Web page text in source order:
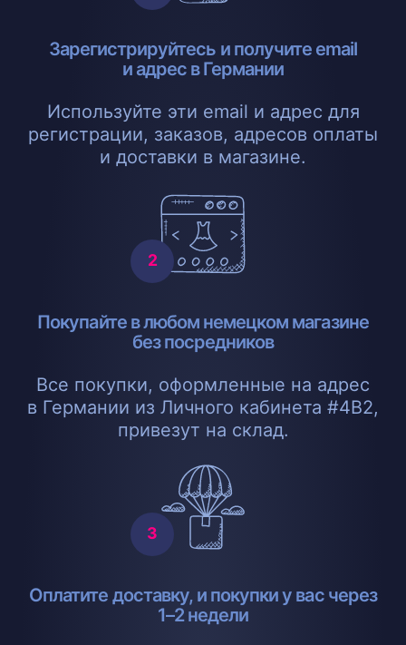
Зарегистрируйтесь и получите email
и адрес в Германии
Используйте эти email и адрес для
регистрации, заказов, адресов оплаты
и доставки в магазине.
Покупайте в любом немецком магазине
без посредников
Все покупки, оформленные на адрес
в Германии из Личного кабинета #4B2,
привезут на склад.
Оплатите доставку, и покупки у вас через
1–2 недели